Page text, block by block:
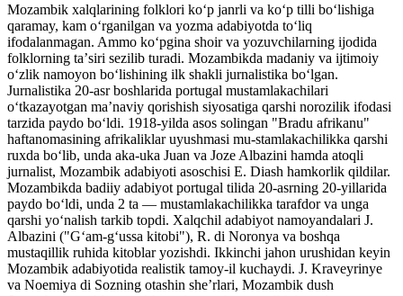
Mozambik xalqlarining folklori koʻp janrli va koʻp tilli boʻlishiga
qaramay, kam oʻrganilgan va yozma adabiyotda toʻliq
ifodalanmagan. Ammo koʻpgina shoir va yozuvchilarning ijodida
folklorning taʼsiri sezilib turadi. Mozambikda madaniy va ijtimoiy
oʻzlik namoyon boʻlishining ilk shakli jurnalistika boʻlgan.
Jurnalistika 20-asr boshlarida portugal mustamlakachilari
oʻtkazayotgan maʼnaviy qorishish siyosatiga qarshi norozilik ifodasi
tarzida paydo boʻldi. 1918-yilda asos solingan "Bradu afrikanu"
haftanomasining afrikaliklar uyushmasi mu-stamlakachilikka qarshi
ruxda boʻlib, unda aka-uka Juan va Joze Albazini hamda atoqli
jurnalist, Mozambik adabiyoti asoschisi E. Diash hamkorlik qildilar.
Mozambikda badiiy adabiyot portugal tilida 20-asrning 20-yillarida
paydo boʻldi, unda 2 ta — mustamlakachilikka tarafdor va unga
qarshi yoʻnalish tarkib topdi. Xalqchil adabiyot namoyandalari J.
Albazini ("Gʻam-gʻussa kitobi"), R. di Noronya va boshqa
mustaqillik ruhida kitoblar yozishdi. Ikkinchi jahon urushidan keyin
Mozambik adabiyotida realistik tamoy-il kuchaydi. J. Kraveyrinye
va Noemiya di Sozning otashin sheʼrlari, Mozambik dush